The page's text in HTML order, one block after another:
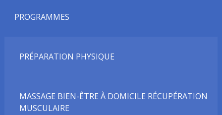
PROGRAMMES
PRÉPARATION PHYSIQUE
MASSAGE BIEN-ÊTRE À DOMICILE RÉCUPÉRATION
MUSCULAIRE